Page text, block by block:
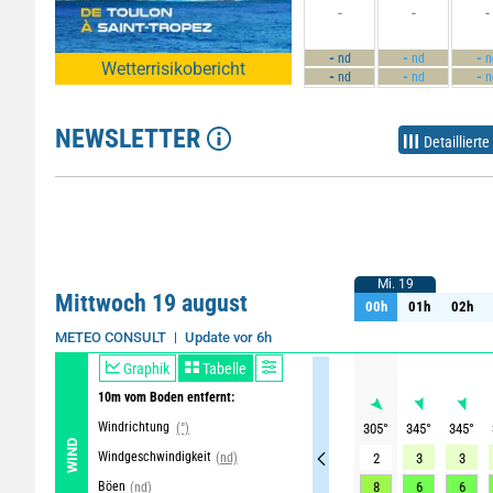
Wetterrisikobericht
-
-nd
-nd
-
- nd
- nd
-
-
-
NEWSLETTER
Mittwoch 19 august
METEO CONSULT Update vor 6h
WIND
Graphik Tabelle
10m vom Boden entfernt:
Windrichtung (°)
Windgeschwindigkeit (nd)
Böen (nd)
Mi. 19
00h 01h 02h
Mi. 19
00h 01h 02h
305° 345° 345°
2
3 3
8
6 6